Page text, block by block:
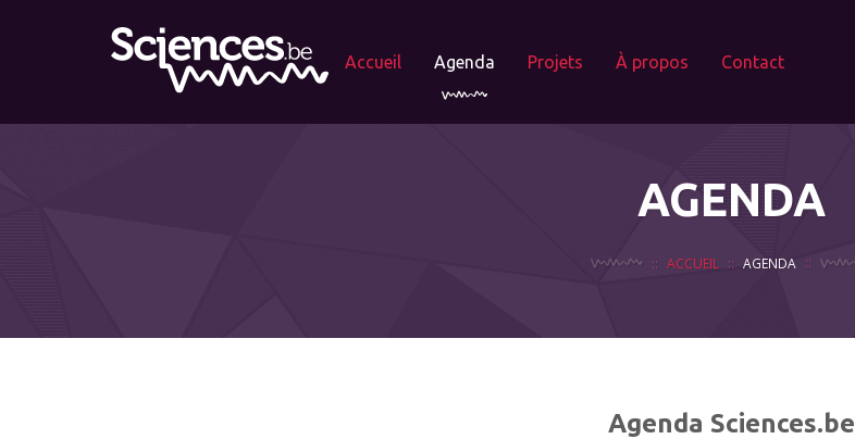
Accueil Agenda Projets À propos Contact
AGENDA
ACCUEIL AGENDA
Agenda Sciences.be